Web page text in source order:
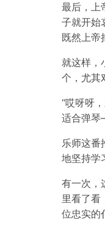
最后，上
子就开始
既然上帝
就这样，
个，尤其
“哎呀呀
适合弹琴
乐师这番
地坚持学
有一次，
里看了看
位忠实的